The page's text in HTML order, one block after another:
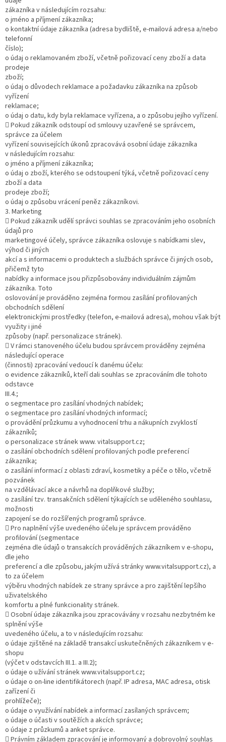
zákazníka v následujícím rozsahu:
o jméno a příjmení zákazníka;
o kontaktní údaje zákazníka (adresa bydliště, e-mailová adresa a/nebo
telefonní
číslo);
o údaj o reklamovaném zboží, včetně pořizovací ceny zboží a data
prodeje
zboží;
o údaj o důvodech reklamace a požadavku zákazníka na způsob
vyřízení
reklamace;
o údaj o datu, kdy byla reklamace vyřízena, a o způsobu jejího vyřízení.
 Pokud zákazník odstoupí od smlouvy uzavřené se správcem,
správce za účelem
vyřízení souvisejících úkonů zpracovává osobní údaje zákazníka
v následujícím rozsahu:
o jméno a příjmení zákazníka;
o údaj o zboží, kterého se odstoupení týká, včetně pořizovací ceny
zboží a data
prodeje zboží;
o údaj o způsobu vrácení peněz zákazníkovi.
3. Marketing
 Pokud zákazník udělí správci souhlas se zpracováním jeho osobních
údajů pro
marketingové účely, správce zákazníka oslovuje s nabídkami slev,
výhod či jiných
akcí a s informacemi o produktech a službách správce či jiných osob,
přičemž tyto
nabídky a informace jsou přizpůsobovány individuálním zájmům
zákazníka. Toto
oslovování je prováděno zejména formou zasílání profilovaných
obchodních sdělení
elektronickými prostředky (telefon, e-mailová adresa), mohou však být
využity i jiné
způsoby (např. personalizace stránek).
 V rámci stanoveného účelu budou správcem prováděny zejména
následující operace
(činnosti) zpracování vedoucí k danému účelu:
o evidence zákazníků, kteří dali souhlas se zpracováním dle tohoto
odstavce
III.4.;
o segmentace pro zasílání vhodných nabídek;
o segmentace pro zasílání vhodných informací;
o provádění průzkumu a vyhodnocení trhu a nákupních zvyklostí
zákazníků;
o personalizace stránek www. vitalsupport.cz;
o zasílání obchodních sdělení profilovaných podle preferencí
zákazníka;
o zasílání informací z oblasti zdraví, kosmetiky a péče o tělo, včetně
pozvánek
na vzdělávací akce a návrhů na doplňkové služby;
o zasílání tzv. transakčních sdělení týkajících se uděleného souhlasu,
možnosti
zapojení se do rozšířených programů správce.
 Pro naplnění výše uvedeného účelu je správcem prováděno
profilování (segmentace
zejména dle údajů o transakcích prováděných zákazníkem v e-shopu,
dle jeho
preferencí a dle způsobu, jakým užívá stránky www.vitalsupport.cz), a
to za účelem
výběru vhodných nabídek ze strany správce a pro zajištění lepšího
uživatelského
komfortu a plné funkcionality stránek.
 Osobní údaje zákazníka jsou zpracovávány v rozsahu nezbytném ke
splnění výše
uvedeného účelu, a to v následujícím rozsahu:
o údaje zjištěné na základě transakcí uskutečněných zákazníkem v e-
shopu
(výčet v odstavcích III.1. a III.2);
o údaje o užívání stránek www.vitalsupport.cz;
o údaje o on-line identifikátorech (např. IP adresa, MAC adresa, otisk
zařízení či
prohlížeče);
o údaje o využívání nabídek a informací zasílaných správcem;
o údaje o účasti v soutěžích a akcích správce;
o údaje z průzkumů a anket správce.
 Právním základem zpracování je informovaný a dobrovolný souhlas